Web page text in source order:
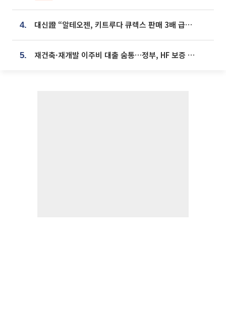
4. 대신證 “알테오젠, 키트루다 큐렉스 판매 3배 급증…목표가 41만원 상향”
5. 재건축·재개발 이주비 대출 숨통…정부, HF 보증 신설 추진